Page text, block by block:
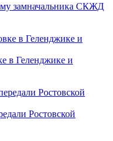
замначальника СКЖД
в Геленджике и
Ростовской